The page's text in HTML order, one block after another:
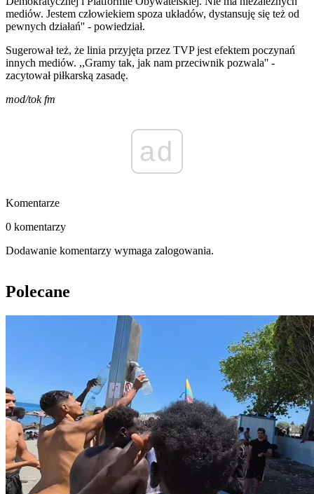
mediów. Jestem człowiekiem spoza układów, dystansuję się też od
pewnych działań'' - powiedział.
Sugerował też, że linia przyjęta przez TVP jest efektem poczynań
innych mediów. ,,Gramy tak, jak nam przeciwnik pozwala'' -
zacytował piłkarską zasadę.
mod/tok fm
ad
Komentarze
0 komentarzy
Dodawanie komentarzy wymaga zalogowania.
Polecane